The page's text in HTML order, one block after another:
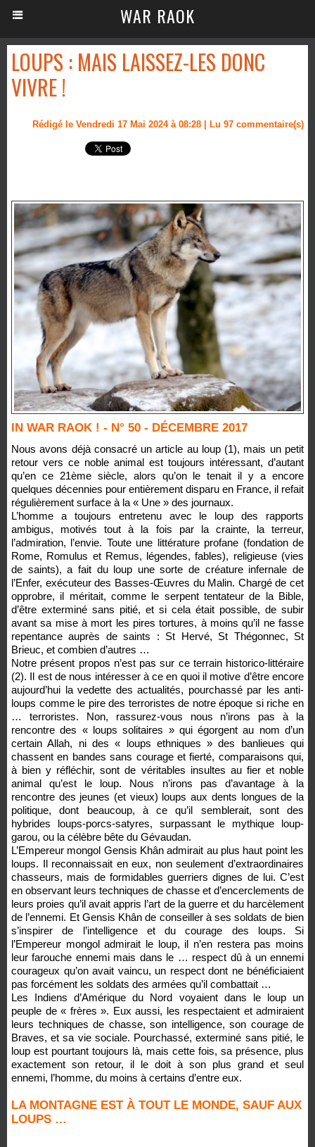
WAR RAOK
LOUPS : MAIS LAISSEZ-LES DONC
VIVRE !
Rédigé le Vendredi 17 Mai 2024 à 08:28 | Lu 97 commentaire(s)
IN WAR RAOK ! - N° 50 - DÉCEMBRE 2017
Nous avons déjà consacré un article au loup (1), mais un petit
retour vers ce noble animal est toujours intéressant, d’autant
qu’en ce 21ème siècle, alors qu’on le tenait il y a encore
quelques décennies pour entièrement disparu en France, il refait
régulièrement surface à la « Une » des journaux.
L’homme a toujours entretenu avec le loup des rapports
ambigus, motivés tout à la fois par la crainte, la terreur,
l’admiration, l’envie. Toute une littérature profane (fondation de
Rome, Romulus et Remus, légendes, fables), religieuse (vies
de saints), a fait du loup une sorte de créature infernale de
l’Enfer, exécuteur des Basses-Œuvres du Malin. Chargé de cet
opprobre, il méritait, comme le serpent tentateur de la Bible,
d’être exterminé sans pitié, et si cela était possible, de subir
avant sa mise à mort les pires tortures, à moins qu’il ne fasse
repentance auprès de saints : St Hervé, St Thégonnec, St
Brieuc, et combien d’autres …
Notre présent propos n’est pas sur ce terrain historico-littéraire
(2). Il est de nous intéresser à ce en quoi il motive d’être encore
aujourd’hui la vedette des actualités, pourchassé par les anti-
loups comme le pire des terroristes de notre époque si riche en
… terroristes. Non, rassurez-vous nous n’irons pas à la
rencontre des « loups solitaires » qui égorgent au nom d’un
certain Allah, ni des « loups ethniques » des banlieues qui
chassent en bandes sans courage et fierté, comparaisons qui,
à bien y réfléchir, sont de véritables insultes au fier et noble
animal qu’est le loup. Nous n’irons pas d’avantage à la
rencontre des jeunes (et vieux) loups aux dents longues de la
politique, dont beaucoup, à ce qu’il semblerait, sont des
hybrides loups-porcs-satyres, surpassant le mythique loup-
garou, ou la célèbre bête du Gévaudan.
L’Empereur mongol Gensis Khân admirait au plus haut point les
loups. Il reconnaissait en eux, non seulement d’extraordinaires
chasseurs, mais de formidables guerriers dignes de lui. C’est
en observant leurs techniques de chasse et d’encerclements de
leurs proies qu’il avait appris l’art de la guerre et du harcèlement
de l’ennemi. Et Gensis Khân de conseiller à ses soldats de bien
s’inspirer de l’intelligence et du courage des loups. Si
l’Empereur mongol admirait le loup, il n’en restera pas moins
leur farouche ennemi mais dans le … respect dû à un ennemi
courageux qu’on avait vaincu, un respect dont ne bénéficiaient
pas forcément les soldats des armées qu’il combattait …
Les Indiens d’Amérique du Nord voyaient dans le loup un
peuple de « frères ». Eux aussi, les respectaient et admiraient
leurs techniques de chasse, son intelligence, son courage de
Braves, et sa vie sociale. Pourchassé, exterminé sans pitié, le
loup est pourtant toujours là, mais cette fois, sa présence, plus
exactement son retour, il le doit à son plus grand et seul
ennemi, l’homme, du moins à certains d’entre eux.
LA MONTAGNE EST À TOUT LE MONDE, SAUF AUX
LOUPS …